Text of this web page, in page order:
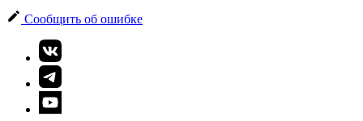
Сообщить об ошибке